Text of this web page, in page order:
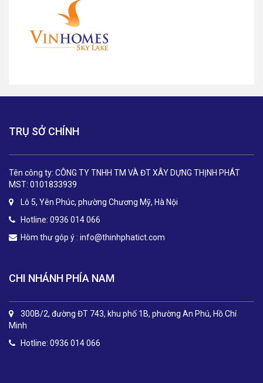
TRỤ SỞ CHÍNH
Tên công ty: CÔNG TY TNHH TM VÀ ĐT XÂY DỰNG THỊNH PHÁT
MST: 0101833939
Lô 5, Yên Phúc, phường Chương Mỹ, Hà Nội
Hotline: 0936 014 066
Hòm thư góp ý : info@thinhphatict.com
CHI NHÁNH PHÍA NAM
300B/2, đường ĐT 743, khu phố 1B, phường An Phú, Hồ Chí
Minh
Hotline: 0936 014 066
.